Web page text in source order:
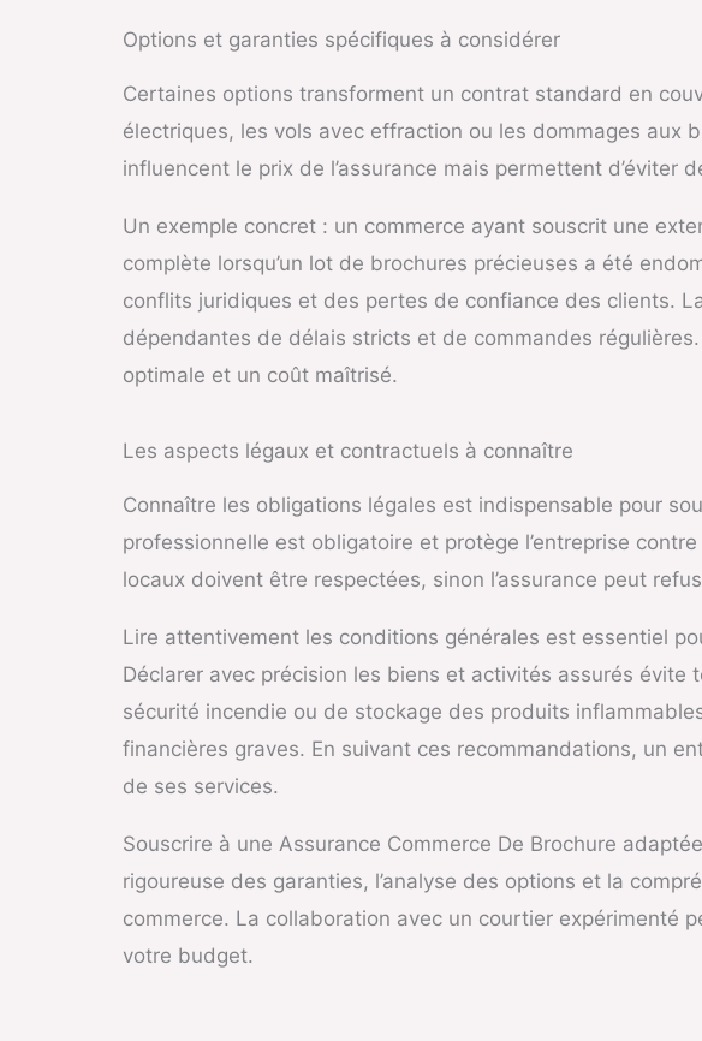
Options et garanties spécifiques à considérer
Certaines options transforment un contrat standard en
électriques, les vols avec effraction ou les dommages aux
influencent le prix de l’assurance mais permettent d’éviter
Un exemple concret : un commerce ayant souscrit une
complète lorsqu’un lot de brochures précieuses a été
conflits juridiques et des pertes de confiance des clients.
dépendantes de délais stricts et de commandes
optimale et un coût maîtrisé.
Les aspects légaux et contractuels à connaître
Connaître les obligations légales est indispensable pour
professionnelle est obligatoire et protège l’entreprise
locaux doivent être respectées, sinon l’assurance peut
Lire attentivement les conditions générales est essentiel
Déclarer avec précision les biens et activités assurés
sécurité incendie ou de stockage des produits
financières graves. En suivant ces recommandations, un
de ses services.
Souscrire à une Assurance Commerce De Brochure
rigoureuse des garanties, l’analyse des options et la
commerce. La collaboration avec un courtier expérimenté
votre budget.